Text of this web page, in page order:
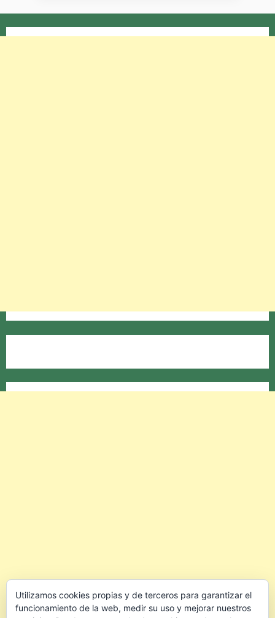
Utilizamos cookies propias y de terceros para garantizar el
funcionamiento de la web, medir su uso y mejorar nuestros